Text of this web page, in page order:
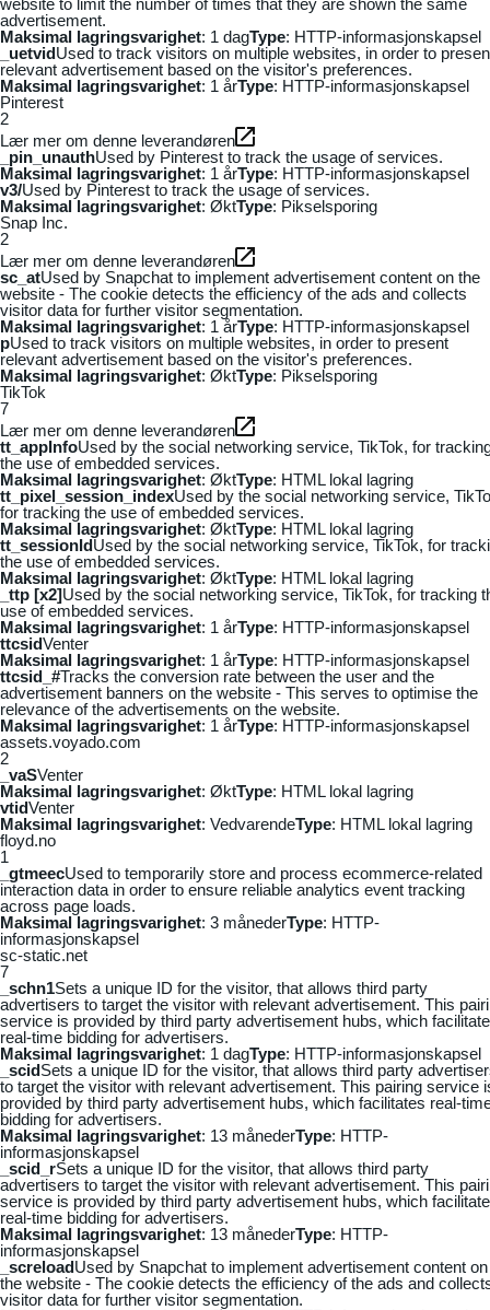
advertisement.
Maksimal lagringsvarighet: 1 dagType: HTTP-informasjonskapsel
_uetvidUsed to track visitors on multiple websites, in order to
relevant advertisement based on the visitor's preferences.
Maksimal lagringsvarighet: 1 årType: HTTP-informasjonskapsel
Pinterest
2
Lær mer om denne leverandøren
_pin_unauthUsed by Pinterest to track the usage of services.
Maksimal lagringsvarighet: 1 årType: HTTP-informasjonskapsel
v3/Used by Pinterest to track the usage of services.
Maksimal lagringsvarighet: ØktType: Pikselsporing
Snap Inc.
2
Lær mer om denne leverandøren
sc_atUsed by Snapchat to implement advertisement content on the
website - The cookie detects the efficiency of the ads and collects
visitor data for further visitor segmentation.
Maksimal lagringsvarighet: 1 årType: HTTP-informasjonskapsel
pUsed to track visitors on multiple websites, in order to present
relevant advertisement based on the visitor's preferences.
Maksimal lagringsvarighet: ØktType: Pikselsporing
TikTok
7
Lær mer om denne leverandøren
tt_appInfoUsed by the social networking service, TikTok, for
the use of embedded services.
Maksimal lagringsvarighet: ØktType: HTML lokal lagring
tt_pixel_session_indexUsed by the social networking service,
for tracking the use of embedded services.
Maksimal lagringsvarighet: ØktType: HTML lokal lagring
tt_sessionIdUsed by the social networking service, TikTok, for
the use of embedded services.
Maksimal lagringsvarighet: ØktType: HTML lokal lagring
_ttp [x2]Used by the social networking service, TikTok, for tracking
use of embedded services.
Maksimal lagringsvarighet: 1 årType: HTTP-informasjonskapsel
ttcsidVenter
Maksimal lagringsvarighet: 1 årType: HTTP-informasjonskapsel
ttcsid_#Tracks the conversion rate between the user and the
advertisement banners on the website - This serves to optimise the
relevance of the advertisements on the website.
Maksimal lagringsvarighet: 1 årType: HTTP-informasjonskapsel
assets.voyado.com
2
_vaSVenter
Maksimal lagringsvarighet: ØktType: HTML lokal lagring
vtidVenter
Maksimal lagringsvarighet: VedvarendeType: HTML lokal lagring
floyd.no
1
_gtmeecUsed to temporarily store and process ecommerce-related
interaction data in order to ensure reliable analytics event tracking
across page loads.
Maksimal lagringsvarighet: 3 månederType: HTTP-
informasjonskapsel
sc-static.net
7
_schn1Sets a unique ID for the visitor, that allows third party
advertisers to target the visitor with relevant advertisement. This
service is provided by third party advertisement hubs, which
real-time bidding for advertisers.
Maksimal lagringsvarighet: 1 dagType: HTTP-informasjonskapsel
_scidSets a unique ID for the visitor, that allows third party
to target the visitor with relevant advertisement. This pairing service
provided by third party advertisement hubs, which facilitates real-
bidding for advertisers.
Maksimal lagringsvarighet: 13 månederType: HTTP-
informasjonskapsel
_scid_rSets a unique ID for the visitor, that allows third party
advertisers to target the visitor with relevant advertisement. This
service is provided by third party advertisement hubs, which
real-time bidding for advertisers.
Maksimal lagringsvarighet: 13 månederType: HTTP-
informasjonskapsel
_screloadUsed by Snapchat to implement advertisement content on
the website - The cookie detects the efficiency of the ads and
visitor data for further visitor segmentation.